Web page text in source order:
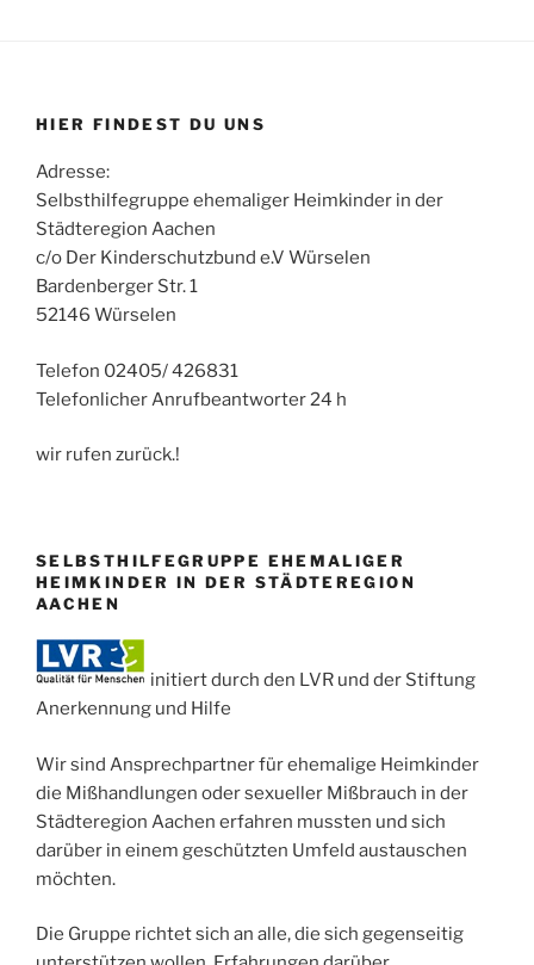
HIER FINDEST DU UNS
Adresse:
Selbsthilfegruppe ehemaliger Heimkinder in der
Städteregion Aachen
c/o Der Kinderschutzbund e.V Würselen
Bardenberger Str. 1
52146 Würselen
Telefon 02405/ 426831
Telefonlicher Anrufbeantworter 24 h
wir rufen zurück.!
SELBSTHILFEGRUPPE EHEMALIGER
HEIMKINDER IN DER STÄDTEREGION
AACHEN
initiert durch den LVR und der Stiftung
Anerkennung und Hilfe
Wir sind Ansprechpartner für ehemalige Heimkinder
die Mißhandlungen oder sexueller Mißbrauch in der
Städteregion Aachen erfahren mussten und sich
darüber in einem geschützten Umfeld austauschen
möchten.
Die Gruppe richtet sich an alle, die sich gegenseitig